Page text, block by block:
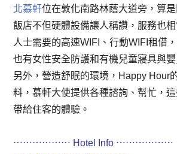
北慕軒位在敦化南路林蔭大道旁，算
飯店不但硬體設備讓人稱讚，服務也
人士需要的高速WIFI、行動WIFI租借
也有女性安全防護和有機兒童寢具與
另外，營造舒眠的環境，Happy Hour
料，慕軒大使提供各種諮詢、幫忙，
帶給住客的體驗。
⋯⋯⋯⋯⋯⋯ Hotel Info ⋯⋯⋯⋯⋯⋯